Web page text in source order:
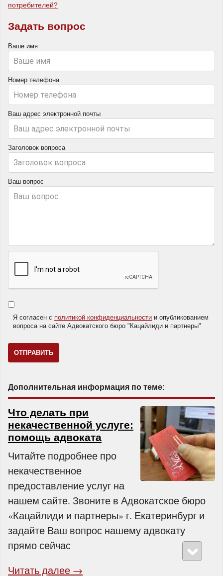
потребителей?
Задать вопрос
Ваше имя
Номер телефона
Ваш адрес электронной почты
Заголовок вопроса
Ваш вопрос
Я согласен с политикой конфиденциальности и опубликованием
вопроса на сайте Адвокатского бюро "Кацайлиди и партнеры"
Дополнительная информация по теме:
Что делать при
некачественной услуге:
помощь адвоката
Читайте подробнее про
некачественное
предоставление услуг на
нашем сайте. Звоните в Адвокатское бюро
«Кацайлиди и партнеры» г. Екатеринбург и
задайте Ваш вопрос нашему адвокату
прямо сейчас
Читать далее →